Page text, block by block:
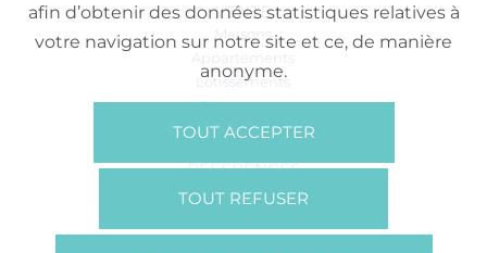
VENTE
Maisons
Appartements
Lotissements
Commerces
Bureaux
RÉFÉRENCES
SUR NOUS
afin d’obtenir des données statistiques relatives à
votre navigation sur notre site et ce, de manière
anonyme.
TOUT ACCEPTER
TOUT REFUSER